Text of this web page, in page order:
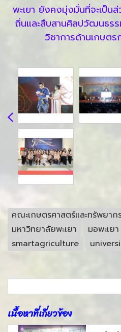
พะเยา ยังคงมุ่งมั่นที่จะเป็
ถิ่นและสืบสานศิลปวัฒนธร
วิชาการด้านเกษต
คณะเกษตรศาสตร์และทรัพยาก
มหาวิทยาลัยพะเยา
มอพะเยา
smartagriculture
เนื้อหาที่เกี่ยวข้อง